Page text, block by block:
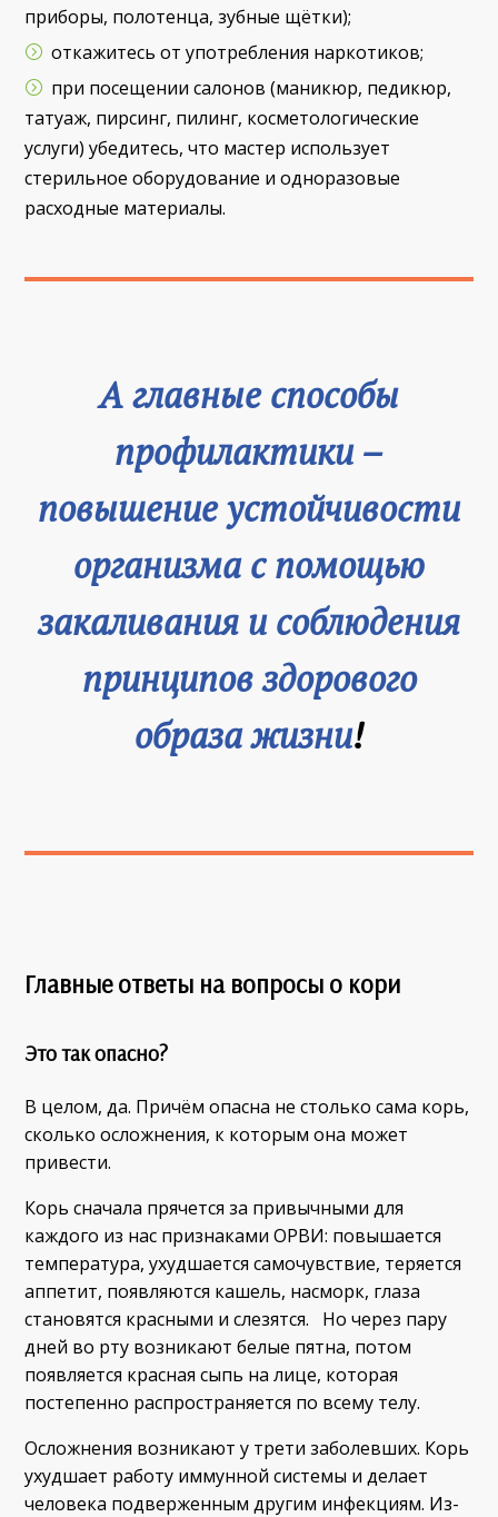
приборы, полотенца, зубные щётки);
откажитесь от употребления наркотиков;
при посещении салонов (маникюр, педикюр,
татуаж, пирсинг, пилинг, косметологические
услуги) убедитесь, что мастер использует
стерильное оборудование и одноразовые
расходные материалы.
А главные способы
профилактики –
повышение устойчивости
организма с помощью
закаливания и соблюдения
принципов здорового
образа жизни!
Главные ответы на вопросы о кори
Это так опасно?
В целом, да. Причём опасна не столько сама корь,
сколько осложнения, к которым она может
привести.
Корь сначала прячется за привычными для
каждого из нас признаками ОРВИ: повышается
температура, ухудшается самочувствие, теряется
аппетит, появляются кашель, насморк, глаза
становятся красными и слезятся. Но через пару
дней во рту возникают белые пятна, потом
появляется красная сыпь на лице, которая
постепенно распространяется по всему телу.
Осложнения возникают у трети заболевших. Корь
ухудшает работу иммунной системы и делает
человека подверженным другим инфекциям. Из-